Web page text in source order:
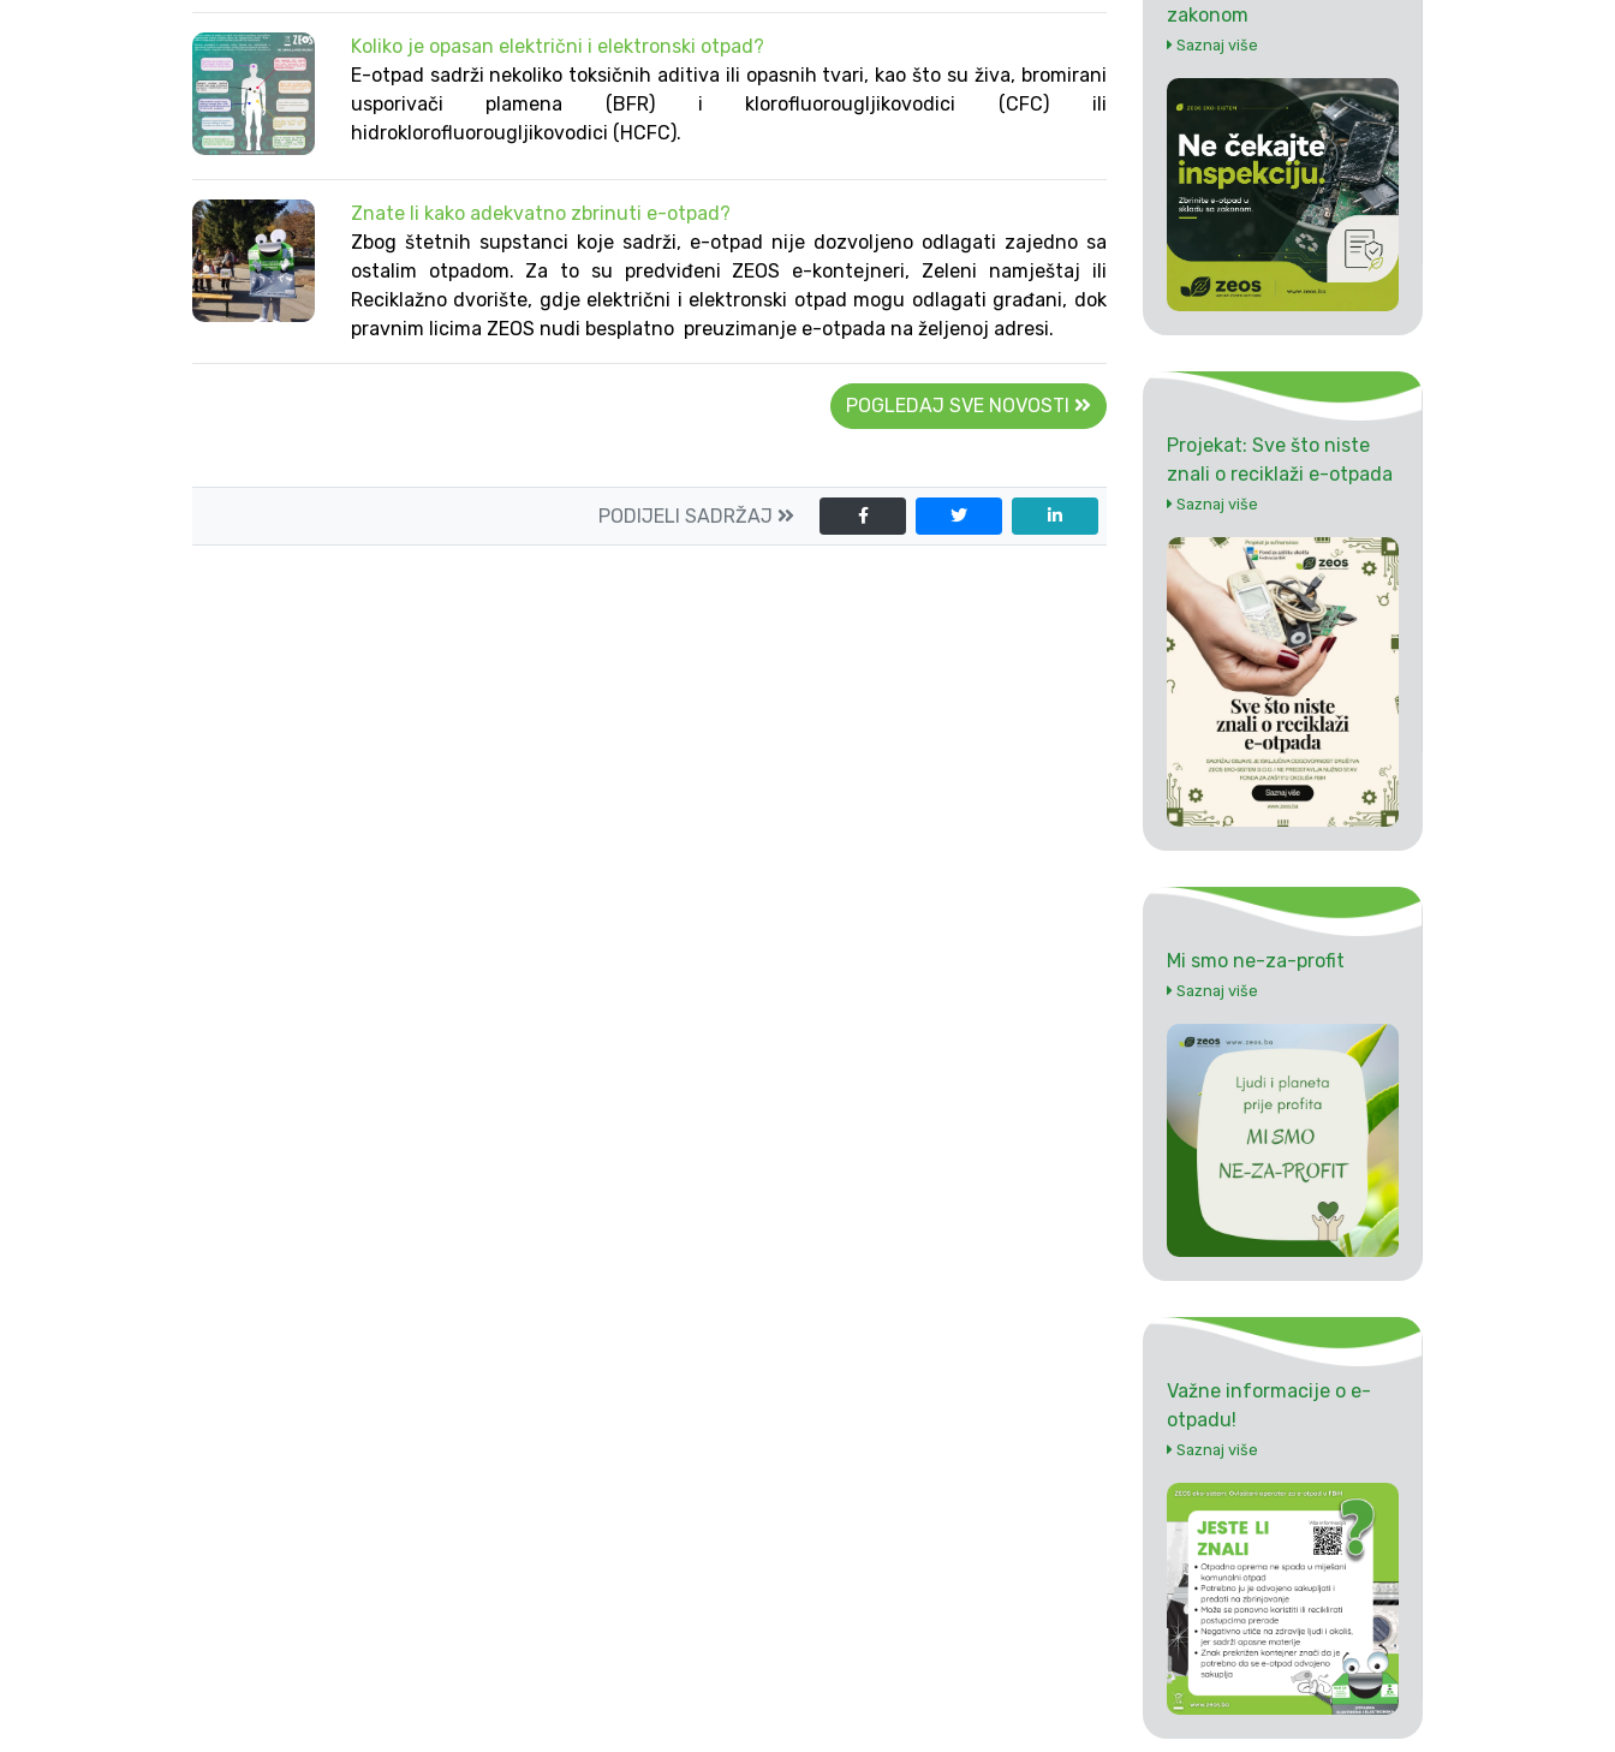
Koliko je opasan električni i elektronski otpad?
E-otpad sadrži nekoliko toksičnih aditiva ili opasnih tvari, kao što su živa, bromirani
usporivači plamena (BFR) i klorofluorougljikovodici (CFC) ili
hidroklorofluorougljikovodici (HCFC).
Znate li kako adekvatno zbrinuti e-otpad?
Zbog štetnih supstanci koje sadrži, e-otpad nije dozvoljeno odlagati zajedno sa
ostalim otpadom. Za to su predviđeni ZEOS e-kontejneri, Zeleni namještaj ili
Reciklažno dvorište, gdje električni i elektronski otpad mogu odlagati građani, dok
pravnim licima ZEOS nudi besplatno preuzimanje e-otpada na željenoj adresi.
POGLEDAJ SVE NOVOSTI
PODIJELI SADRŽAJ
zakonom
Saznaj više
Projekat: Sve što niste
znali o reciklaži e-otpada
Saznaj više
Mi smo ne-za-profit
Saznaj više
Važne informacije o e-
otpadu!
Saznaj više